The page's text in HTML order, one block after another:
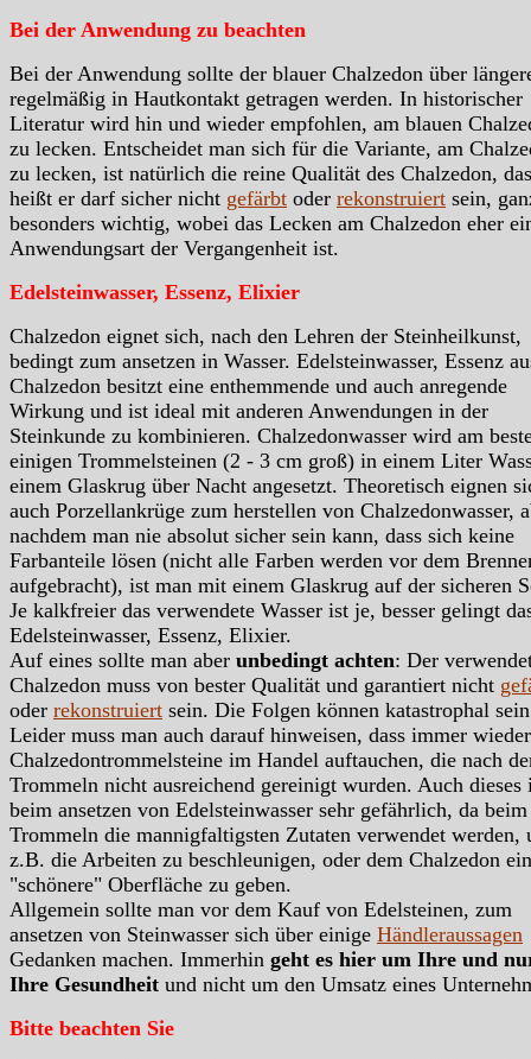
Bei der Anwendung zu beachten
Bei der Anwendung sollte der blauer Chalzedon über
regelmäßig in Hautkontakt getragen werden. In historischer
Literatur wird hin und wieder empfohlen, am blauen
zu lecken. Entscheidet man sich für die Variante, am
zu lecken, ist natürlich die reine Qualität des Chalzedon, das
heißt er darf sicher nicht gefärbt oder rekonstruiert sein,
besonders wichtig, wobei das Lecken am Chalzedon eher
Anwendungsart der Vergangenheit ist.
Edelsteinwasser, Essenz, Elixier
Chalzedon eignet sich, nach den Lehren der Steinheilkunst,
bedingt zum ansetzen in Wasser. Edelsteinwasser, Essenz
Chalzedon besitzt eine enthemmende und auch anregende
Wirkung und ist ideal mit anderen Anwendungen in der
Steinkunde zu kombinieren. Chalzedonwasser wird am
einigen Trommelsteinen (2 - 3 cm groß) in einem Liter
einem Glaskrug über Nacht angesetzt. Theoretisch eignen
auch Porzellankrüge zum herstellen von Chalzedonwasser,
nachdem man nie absolut sicher sein kann, dass sich keine
Farbanteile lösen (nicht alle Farben werden vor dem
aufgebracht), ist man mit einem Glaskrug auf der sicheren
Je kalkfreier das verwendete Wasser ist je, besser gelingt
Edelsteinwasser, Essenz, Elixier.
Auf eines sollte man aber unbedingt achten: Der
Chalzedon muss von bester Qualität und garantiert nicht
oder rekonstruiert sein. Die Folgen können katastrophal
Leider muss man auch darauf hinweisen, dass immer wieder
Chalzedontrommelsteine im Handel auftauchen, die nach
Trommeln nicht ausreichend gereinigt wurden. Auch dieses
beim ansetzen von Edelsteinwasser sehr gefährlich, da beim
Trommeln die mannigfaltigsten Zutaten verwendet werden,
z.B. die Arbeiten zu beschleunigen, oder dem Chalzedon
"schönere" Oberfläche zu geben.
Allgemein sollte man vor dem Kauf von Edelsteinen, zum
ansetzen von Steinwasser sich über einige Händleraussagen
Gedanken machen. Immerhin geht es hier um Ihre und
Ihre Gesundheit und nicht um den Umsatz eines
Bitte beachten Sie